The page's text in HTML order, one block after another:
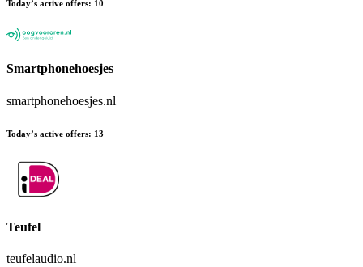
Today’s active offers: 10
Smartphonehoesjes
smartphonehoesjes.nl
Today’s active offers: 13
Teufel
teufelaudio.nl